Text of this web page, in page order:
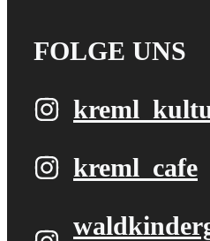
FOLGE UNS
kreml_cafe